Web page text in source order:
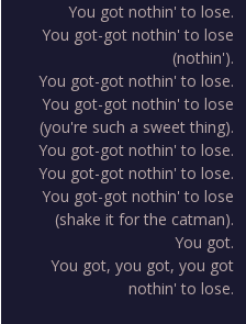
You got nothin' to lose.
You got-got nothin' to lose
(nothin').
You got-got nothin' to lose.
You got-got nothin' to lose
(you're such a sweet thing).
You got-got nothin' to lose.
You got-got nothin' to lose.
You got-got nothin' to lose
(shake it for the catman).
You got.
You got, you got, you got
nothin' to lose.